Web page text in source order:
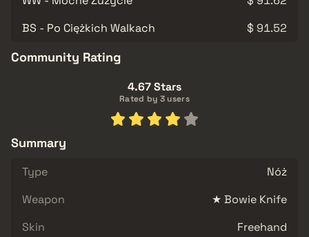
BS - Po Ciężkich Walkach
$ 91.52
Community Rating
4.67 Stars
Rated by 3 users
Summary
Type
Nóż
Weapon
★ Bowie Knife
Skin
Freehand